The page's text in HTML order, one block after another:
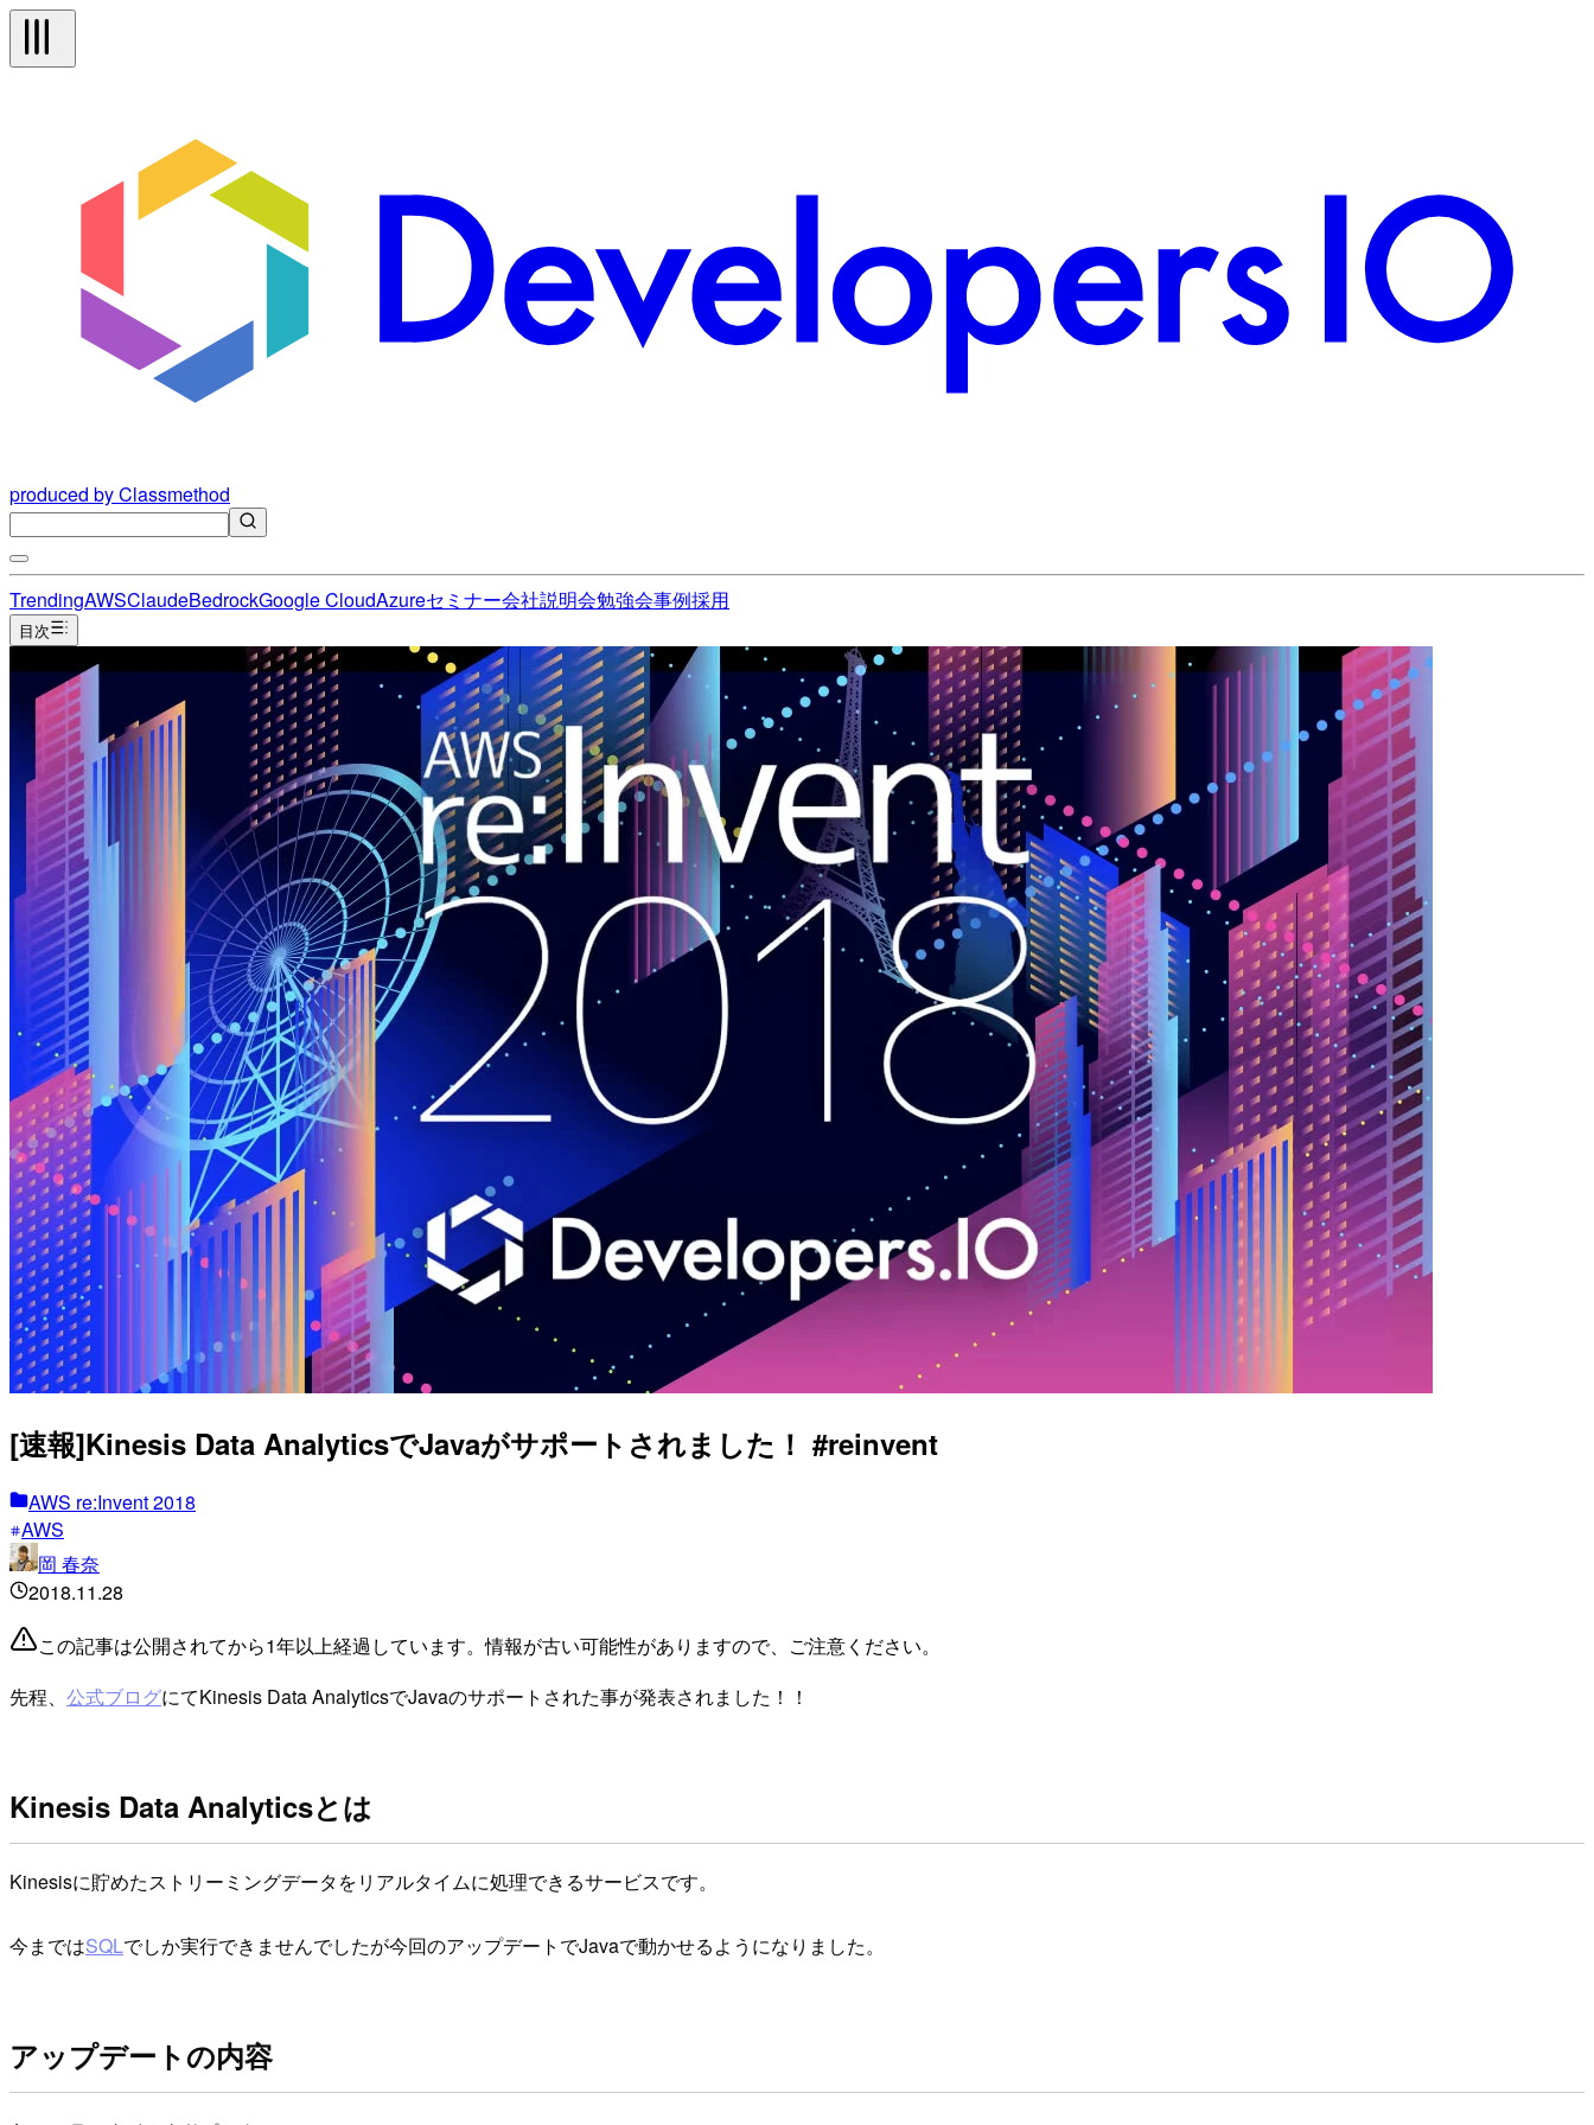
produced by Classmethod
TrendingAWSClaudeBedrockGoogle CloudAzureセミナー会社説明会勉強会事例採用
目次
[速報]Kinesis Data AnalyticsでJavaがサポートされました！ #reinvent
AWS re:Invent 2018
AWS
岡 春奈
2018.11.28
この記事は公開されてから1年以上経過しています。情報が古い可能性がありますので、ご注意ください。
先程、 公式ブログにてKinesis Data AnalyticsでJavaのサポートされた事が発表されました！！
Kinesis Data Analyticsとは
Kinesisに貯めたストリーミングデータをリアルタイムに処理できるサービスです。
今まではSQLでしか実行できませんでしたが今回のアップデートでJavaで動かせるようになりました。
アップデートの内容